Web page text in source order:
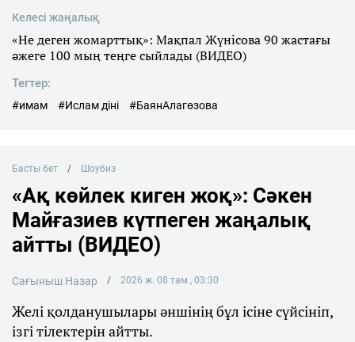
Келесі жаңалық
«Не деген жомарттық»: Мақпал Жүнісова 90 жастағы
әжеге 100 мың теңге сыйлады (ВИДЕО)
Тегтер:
#имам #Ислам діні #БаянАлагөзова
Басты бет Шоубиз
«Ақ көйлек киген жоқ»: Сәкен
Майғазиев күтпеген жаңалық
айтты (ВИДЕО)
Сағыныш Назар 2026 ж. 08 там., 03:30
Желі қолданушылары әншінің бұл ісіне сүйсініп,
ізгі тілектерін айтты.